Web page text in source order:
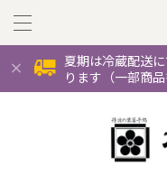
夏期は冷蔵配送
ります（一部商品